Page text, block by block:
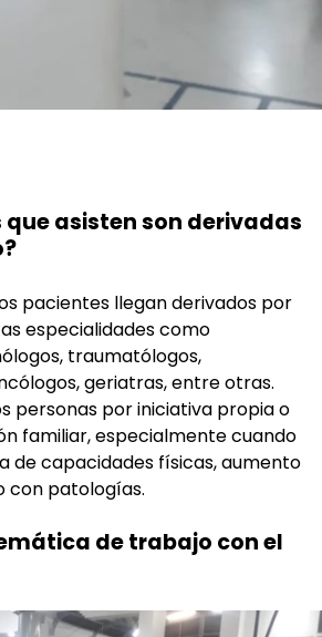
que asisten son derivadas
pacientes llegan derivados por
especialidades como
traumatólogos,
geriatras, entre otras.
personas por iniciativa propia o
familiar, especialmente cuando
de capacidades físicas, aumento
con patologías.
de trabajo con el